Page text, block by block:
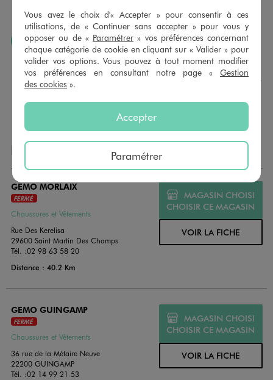
conditions en magasins.
J’AIME FAIRE PLAISIR
Nous vous proposons des cartes cadeaux GÉMO d’un
montant au choix entre 10€ et 150€. Les cartes cadeau
GÉMO sont valables 1 an, utilisables en plusieurs fois, pour
dans de jolies enveloppes pour toutes les occasions.
NOS AUTRES MAGASINS
GEMO MORLAIX
FERMÉ
Chaussures et Vêtements
Rue Des Kerelisa
29600 Saint Martin Des Champs
Tél. :02 98 63 58 20
Distance : 40.2 Km
MAGASIN CHOISI
CHOISIR CE MAGASIN
VOIR LA FICHE
GEMO GUINGAMP
FERMÉ
Chaussures et Vêtements
36 rue de la Métaire Neuve
22200 GUINGAMP
Tél. :02 14 99 21 53
MAGASIN CHOISI
CHOISIR CE MAGASIN
VOIR LA FICHE
Vous avez le choix d'« Accepter » pour consentir à ces
utilisations, de « Continuer sans accepter » pour vous y
opposer ou de « Paramétrer » vos préférences concernant
chaque catégorie de cookie en cliquant sur « Valider » pour
valider vos options. Vous pouvez à tout moment modifier
vos préférences en consultant notre page « Gestion
des cookies ».
Accepter
Paramétrer